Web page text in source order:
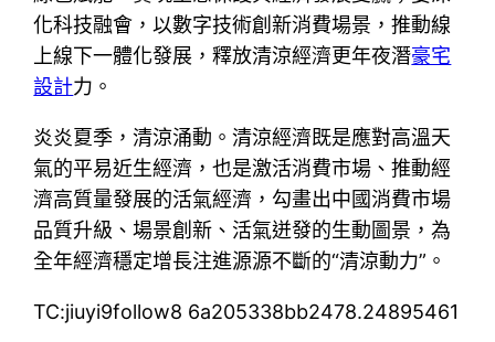
化科技融會，以數字技術創新消費場景，推動線
上線下一體化發展，釋放清涼經濟更年夜潛豪宅
設計力。
炎炎夏季，清涼涌動。清涼經濟既是應對高溫天
氣的平易近生經濟，也是激活消費市場、推動經
濟高質量發展的活氣經濟，勾畫出中國消費市場
品質升級、場景創新、活氣迸發的生動圖景，為
全年經濟穩定增長注進源源不斷的“清涼動力”。
TC:jiuyi9follow8 6a205338bb2478.24895461